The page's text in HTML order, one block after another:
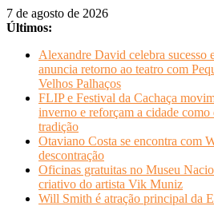
Pular
para
conteúdo
7 de agosto de 2026
Últimos:
Alexandre David celebra sucesso
anuncia retorno ao teatro com
Velhos Palhaços
FLIP e Festival da Cachaça
inverno e reforçam a cidade como
tradição
Otaviano Costa se encontra com
descontração
Oficinas gratuitas no Museu
criativo do artista Vik Muniz
Will Smith é atração principal da